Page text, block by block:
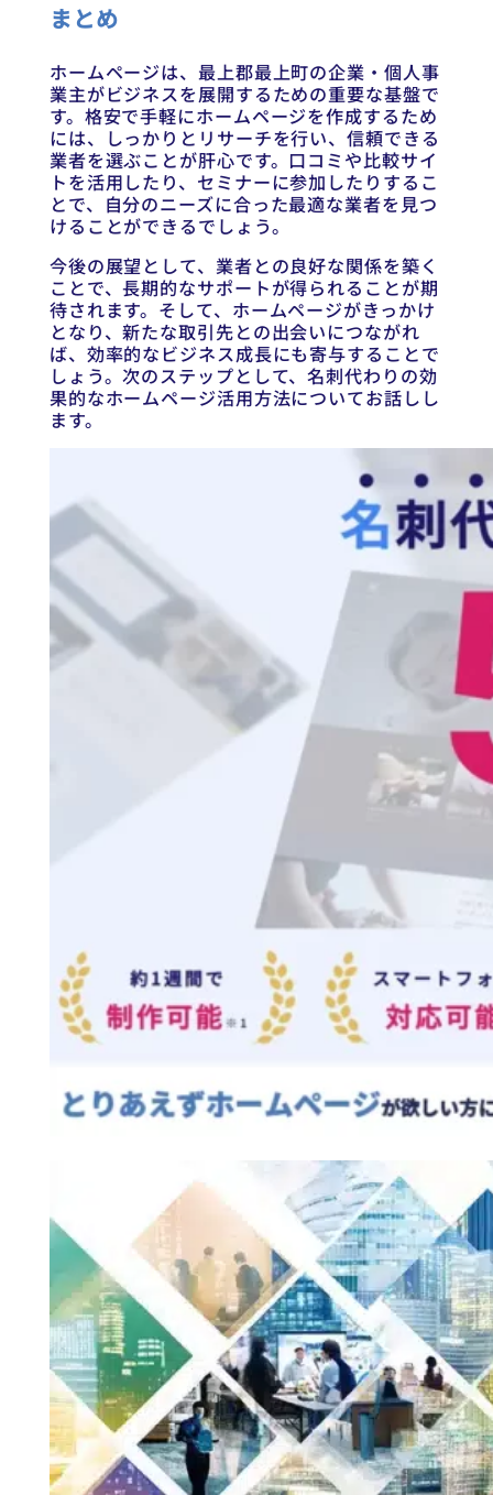
まとめ
ホームページは、最上郡最上町の企業・個人事
業主がビジネスを展開するための重要な基盤で
す。格安で手軽にホームページを作成するため
には、しっかりとリサーチを行い、信頼できる
業者を選ぶことが肝心です。口コミや比較サイ
トを活用したり、セミナーに参加したりするこ
とで、自分のニーズに合った最適な業者を見つ
けることができるでしょう。
今後の展望として、業者との良好な関係を築く
ことで、長期的なサポートが得られることが期
待されます。そして、ホームページがきっかけ
となり、新たな取引先との出会いにつながれ
ば、効率的なビジネス成長にも寄与することで
しょう。次のステップとして、名刺代わりの効
果的なホームページ活用方法についてお話しし
ます。